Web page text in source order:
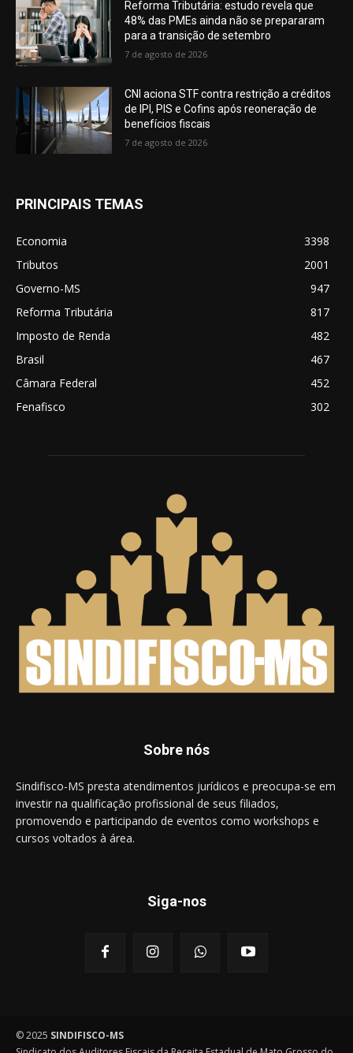
Reforma Tributária: estudo revela que
48% das PMEs ainda não se prepararam
para a transição de setembro
7 de agosto de 2026
CNI aciona STF contra restrição a créditos
de IPI, PIS e Cofins após reoneração de
benefícios fiscais
7 de agosto de 2026
PRINCIPAIS TEMAS
Economia
3398
Tributos
2001
Governo-MS
947
Reforma Tributária
817
Imposto de Renda
482
Brasil
467
Câmara Federal
452
Fenafisco
302
Sobre nós
Sindifisco-MS presta atendimentos jurídicos e preocupa-se em
investir na qualificação profissional de seus filiados,
promovendo e participando de eventos como workshops e
cursos voltados à área.
Siga-nos
© 2025 SINDIFISCO-MS